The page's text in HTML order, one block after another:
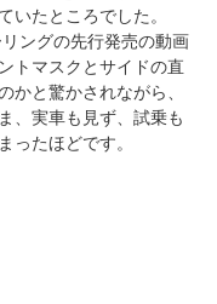
いたところでした。
ングの先行発売の動画
トマスクとサイドの直
かと驚かされながら、
、実車も見ず、試乗も
ったほどです。